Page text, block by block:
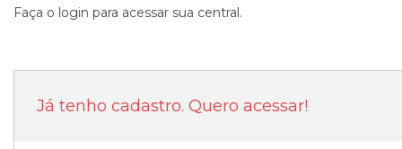
Faça o login para acessar sua central.
Já tenho cadastro. Quero acessar!